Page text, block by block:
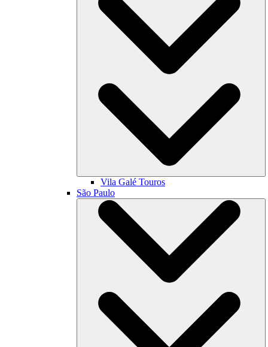
Vila Galé Touros
São Paulo